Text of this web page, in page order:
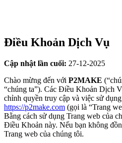
Điều Khoản Dịch Vụ
Cập nhật lần cuối: 27-12-2025
Chào mừng đến với P2MAKE
“chúng ta”). Các Điều Khoản Dịch
chỉnh quyền truy cập và việc sử
https://p2make.com (gọi là “Trang
Bằng cách sử dụng Trang web của
Điều Khoản này. Nếu bạn không
Trang web của chúng tôi.